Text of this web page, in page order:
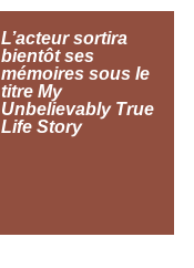
L’acteur sortira
bientôt ses
mémoires sous le
titre My
Unbelievably True
Life Story